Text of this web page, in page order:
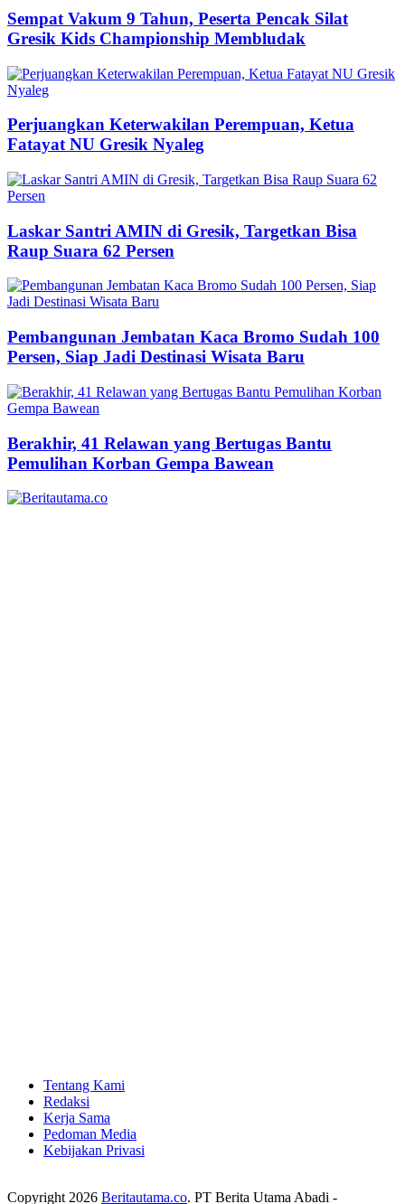
Sempat Vakum 9 Tahun, Peserta Pencak Silat
Gresik Kids Championship Membludak
Perjuangkan Keterwakilan Perempuan, Ketua
Fatayat NU Gresik Nyaleg
Laskar Santri AMIN di Gresik, Targetkan Bisa
Raup Suara 62 Persen
Pembangunan Jembatan Kaca Bromo Sudah 100
Persen, Siap Jadi Destinasi Wisata Baru
Berakhir, 41 Relawan yang Bertugas Bantu
Pemulihan Korban Gempa Bawean
Tentang Kami
Redaksi
Kerja Sama
Pedoman Media
Kebijakan Privasi
Copyright 2026 Beritautama.co. PT Berita Utama Abadi -